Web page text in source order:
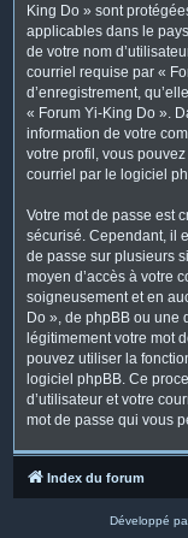
King Do » sont
applicables dans le
de votre nom
courriel requise par «
d’enregistrement,
« Forum Yi-King Do ».
information de votre
votre profil, vous
courriel par le logiciel
Votre mot de passe est
sécurisé. Cependant, il
de passe sur plusieurs
moyen d’accès à votre
soigneusement et en
Do », de phpBB ou une
légitimement votre mot
pouvez utiliser la
logiciel phpBB. Ce
d’utilisateur et votre
mot de passe qui vous
Index du forum
Développé